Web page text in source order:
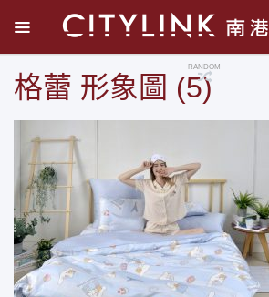
RANDOM
格蕾 形象圖 (5)